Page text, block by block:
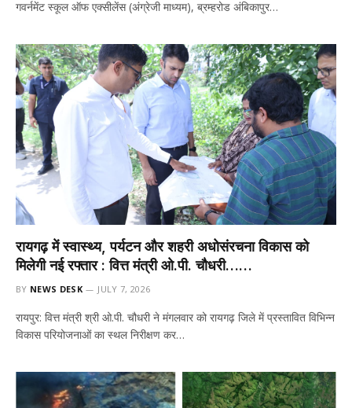
गवर्नमेंट स्कूल ऑफ एक्सीलेंस (अंग्रेजी माध्यम), ब्रम्हरोड अंबिकापुर…
रायगढ़ में स्वास्थ्य, पर्यटन और शहरी अधोसंरचना विकास को
मिलेगी नई रफ्तार : वित्त मंत्री ओ.पी. चौधरी……
BY NEWS DESK JULY 7, 2026
रायपुर: वित्त मंत्री श्री ओ.पी. चौधरी ने मंगलवार को रायगढ़ जिले में प्रस्तावित विभिन्न
विकास परियोजनाओं का स्थल निरीक्षण कर…